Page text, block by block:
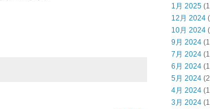
1月 2025
12月 2024
10月 2024
9月 2024
7月 2024
6月 2024
5月 2024
4月 2024
3月 2024